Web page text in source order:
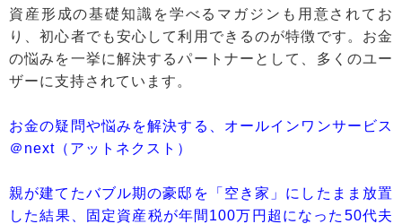
資産形成の基礎知識を学べるマガジンも用意されてお
り、初心者でも安心して利用できるのが特徴です。お金
の悩みを一挙に解決するパートナーとして、多くのユー
ザーに支持されています。
お金の疑問や悩みを解決する、オールインワンサービス
＠next（アットネクスト）
親が建てたバブル期の豪邸を「空き家」にしたまま放置
した結果、固定資産税が年間100万円超になった50代夫